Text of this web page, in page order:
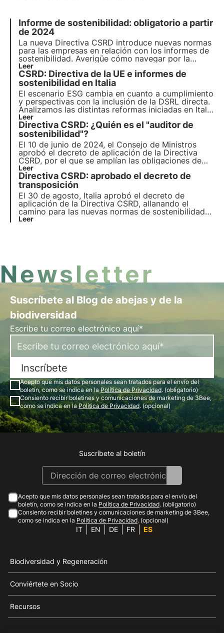
Informe de sostenibilidad: obligatorio a partir
de 2024
La nueva Directiva CSRD introduce nuevas normas
para las empresas en relación con los informes de
sostenibilidad. Averigüe cómo navegar por la
nueva normativa y si su empresa está cubierta por
la nueva directiva. Elija 3Bee para su informe de
sostenibilidad.
Leer
CSRD: Directiva de la UE e informes de
sostenibilidad en Italia
El escenario ESG cambia en cuanto a cumplimiento
y perspectivas con la inclusión de la DSRL directa.
Analizamos las distintas reformas iniciadas en Italia
con el objetivo de aventajar a otros países de la
UE en la transición sostenible.
Leer
Directiva CSRD: ¿Quién es el "auditor de
sostenibilidad"?
El 10 de junio de 2024, el Consejo de Ministros
aprobó el decreto de aplicación de la Directiva
CSRD, por el que se amplían las obligaciones de
información y se introduce la figura del "auditor de
sostenibilidad" para certificar la conformidad de
los informes de sostenibilidad. Más información en
este artículo.
Leer
Directiva CSRD: aprobado el decreto de
transposición
El 30 de agosto, Italia aprobó el decreto de
aplicación de la Directiva CSRD, allanando el
camino para las nuevas normas de sostenibilidad
empresarial. Lea más en este artículo sobre las
Leer
Newsletter
Suscríbete al Blog de abejas y de la
biodiversidad
Escribe tu correo electrónico aquí*
Inscríbete
Acepto que mis datos personales sean tratados para el envío del
boletín, como se indica en laPolítica de Privacidad. (obligatorio)
Consiento recibir boletines y comunicaciones de marketing de 3Bee,
como se indica en laPolítica de Privacidad. (opcional)
Instagram
Facebook
Linkedin
Youtube
Suscríbete al boletín
Acepto que mis datos personales sean tratados para el envío del
boletín, como se indica en la Política de Privacidad. (obligatorio)
Consiento recibir boletines y comunicaciones de marketing de 3Bee,
como se indica en la Política de Privacidad. (opcional)
IT EN DE FR ES
Biodiversidad y Regeneración
Conviértete en Socio
Recursos